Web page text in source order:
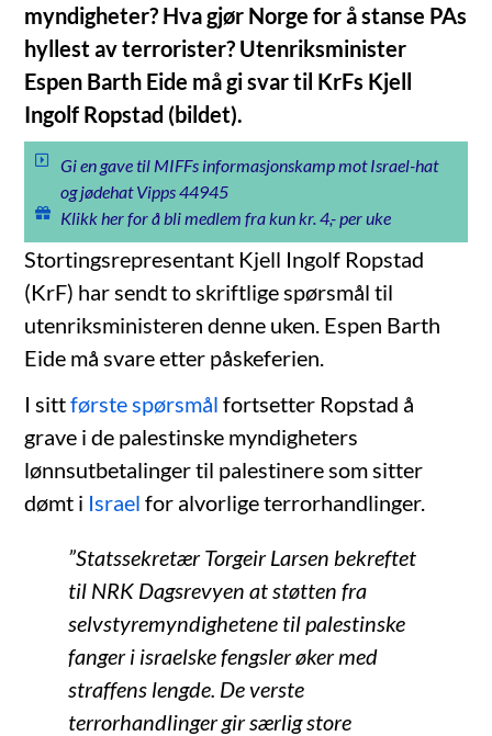
myndigheter? Hva gjør Norge for å stanse PAs
hyllest av terrorister? Utenriksminister
Espen Barth Eide må gi svar til KrFs Kjell
Ingolf Ropstad (bildet).
Gi en gave til MIFFs informasjonskamp mot Israel-hat
og jødehat Vipps 44945
Klikk her for å bli medlem fra kun kr. 4,- per uke
Stortingsrepresentant Kjell Ingolf Ropstad
(KrF) har sendt to skriftlige spørsmål til
utenriksministeren denne uken. Espen Barth
Eide må svare etter påskeferien.
I sittførste spørsmål fortsetter Ropstad å
grave i de palestinske myndigheters
lønnsutbetalinger til palestinere som sitter
dømt i Israel for alvorlige terrorhandlinger.
”Statssekretær Torgeir Larsen bekreftet
til NRK Dagsrevyen at støtten fra
selvstyremyndighetene til palestinske
fanger i israelske fengsler øker med
straffens lengde. De verste
terrorhandlinger gir særlig store